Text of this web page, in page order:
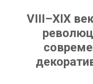
VIII–XIX